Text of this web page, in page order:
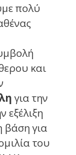
πολύ
και
για την
εξέλιξη
βάση για
του